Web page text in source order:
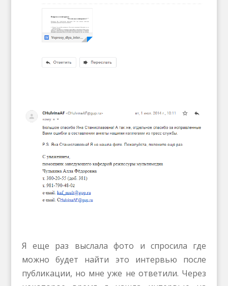
Я еще раз выслала фото и спросила где
можно будет найти это интервью после
публикации, но мне уже не ответили. Через